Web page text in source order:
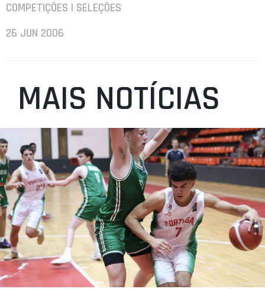
COMPETIÇÕES | SELEÇÕES
26 JUN 2006
MAIS NOTÍCIAS